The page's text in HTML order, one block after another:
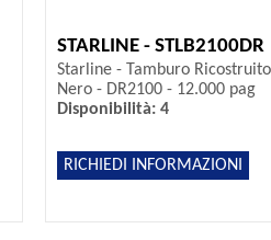
STARLINE - STLB2100DR
Starline - Tamburo
Nero - DR2100 - 12.000 pag
Disponibilità: 4
RICHIEDI INFORMAZIONI